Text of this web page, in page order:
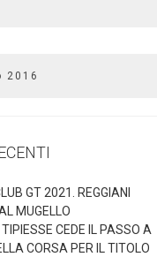
2016
GT 2021. REGGIANI
MUGELLO
TIPIESSE CEDE IL PASSO A
CORSA PER IL TITOLO